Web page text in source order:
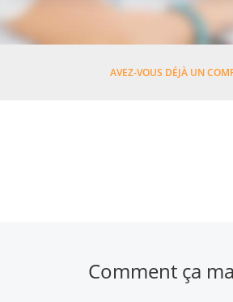
AVEZ-VOUS DÉJÀ UN
Comment ça